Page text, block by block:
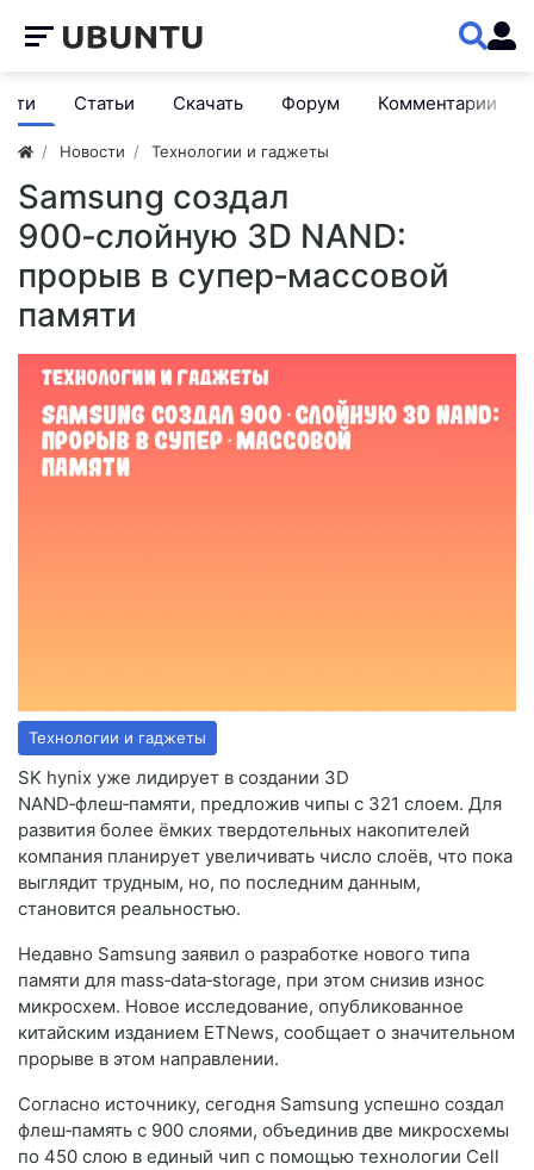
Статьи Скачать Форум Комментарии
Новости Технологии и гаджеты
Samsung создал
900‑слойную 3D NAND:
прорыв в супер‑массовой
памяти
Технологии и гаджеты
SK hynix уже лидирует в создании 3D
NAND‑флеш‑памяти, предложив чипы с 321 слоем. Для
развития более ёмких твердотельных накопителей
компания планирует увеличивать число слоёв, что пока
выглядит трудным, но, по последним данным,
становится реальностью.
Недавно Samsung заявил о разработке нового типа
памяти для mass‑data‑storage, при этом снизив износ
микросхем. Новое исследование, опубликованное
китайским изданием ETNews, сообщает о значительном
прорыве в этом направлении.
Согласно источнику, сегодня Samsung успешно создал
флеш‑память с 900 слоями, объединив две микросхемы
по 450 слою в единый чип с помощью технологии Cell